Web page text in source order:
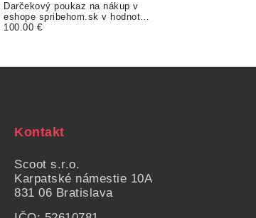
Darčekový poukaz na nákup v
eshope spribehom.sk v hodnote
100€
100.00 €
Kontakt
Scoot s.r.o.
Karpatské námestie 10A
831 06 Bratislava